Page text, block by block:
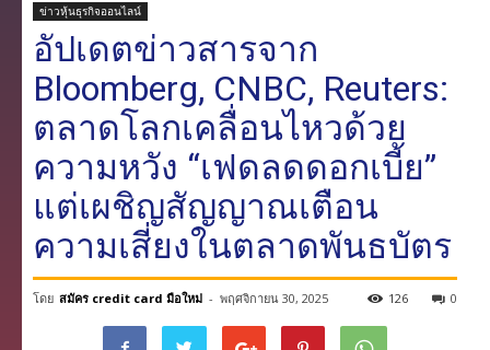
ข่าวหุ้นธุรกิจออนไลน์
อัปเดตข่าวสารจาก
Bloomberg, CNBC, Reuters:
ตลาดโลกเคลื่อนไหวด้วย
ความหวัง “เฟดลดดอกเบี้ย”
แต่เผชิญสัญญาณเตือน
ความเสี่ยงในตลาดพันธบัตร
โดย สมัคร credit card มือใหม่ - พฤศจิกายน 30, 2025 0
126